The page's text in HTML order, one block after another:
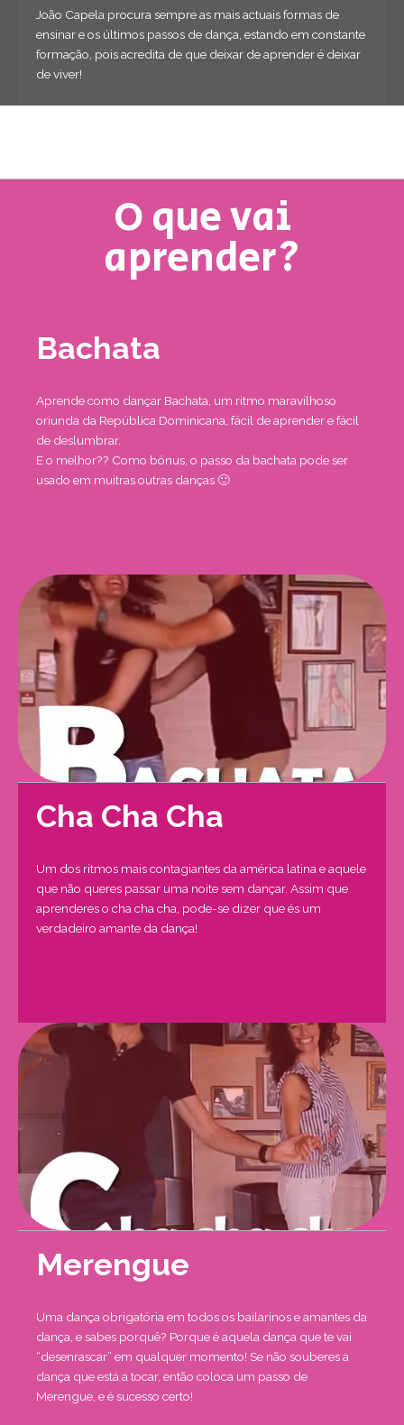
João Capela procura sempre as mais actuais formas de
ensinar e os últimos passos de dança, estando em constante
formação, pois acredita de que deixar de aprender é deixar
de viver!
O que vai
aprender?
Bachata
Aprende como dançar Bachata, um ritmo maravilhoso
oriunda da República Dominicana, fácil de aprender e fácil
de deslumbrar.
E o melhor?? Como bónus, o passo da bachata pode ser
usado em muitras outras danças 🙂
Cha Cha Cha
Um dos ritmos mais contagiantes da américa latina e aquele
que não queres passar uma noite sem dançar. Assim que
aprenderes o cha cha cha, pode-se dizer que és um
verdadeiro amante da dança!
Merengue
Uma dança obrigatória em todos os bailarinos e amantes da
dança, e sabes porquê? Porque é aquela dança que te vai
“desenrascar” em qualquer momento! Se não souberes a
dança que está a tocar, então coloca um passo de
Merengue, e é sucesso certo!